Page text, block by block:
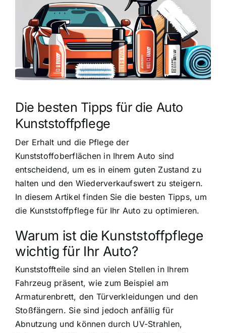
grösseres
Bild
Die besten Tipps für die Auto
Kunststoffpflege
Der Erhalt und die Pflege der
Kunststoffoberflächen in Ihrem Auto sind
entscheidend, um es in einem guten Zustand zu
halten und den Wiederverkaufswert zu steigern.
In diesem Artikel finden Sie die besten Tipps, um
die Kunststoffpflege für Ihr Auto zu optimieren.
Warum ist die Kunststoffpflege
wichtig für Ihr Auto?
Kunststoffteile sind an vielen Stellen in Ihrem
Fahrzeug präsent, wie zum Beispiel am
Armaturenbrett, den Türverkleidungen und den
Stoßfängern. Sie sind jedoch anfällig für
Abnutzung und können durch UV-Strahlen,